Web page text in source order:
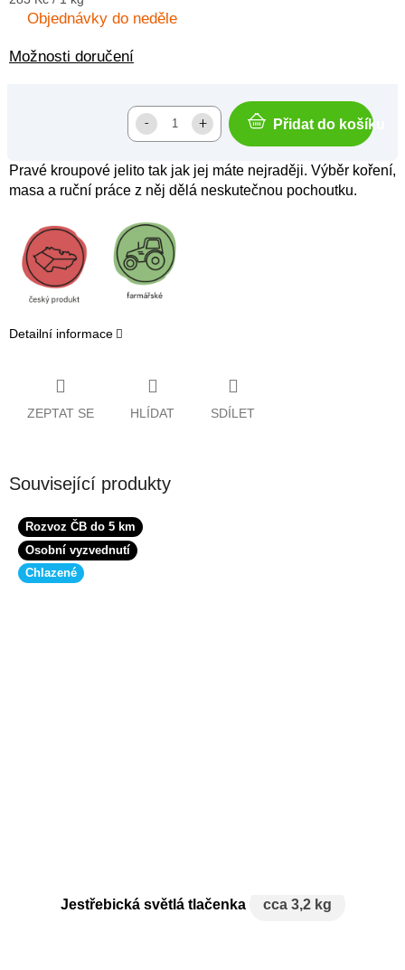
cena:Objednávky do neděle
Možnosti doručení
Přidat do košíku
Pravé kroupové jelito tak jak jej máte nejraději. Výběr koření,
masa a ruční práce z něj dělá neskutečnou pochoutku.
Detailní informace
ZEPTAT SE HLÍDAT SDÍLET
Související produkty
Rozvoz ČB do 5 km
Osobní vyzvednutí
Chlazené
Jestřebická světlá tlačenka cca 3,2 kg